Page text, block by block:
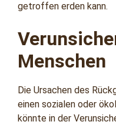
getroffen erden kann.
Menschen
Die Ursachen des
einen sozialen oder
könnte in der